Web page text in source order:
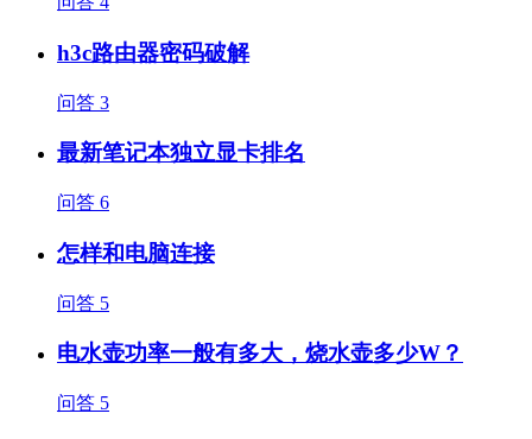
h3c路由器密码破解
问答 3
最新笔记本独立显卡排名
问答 6
怎样和电脑连接
问答 5
电水壶功率一般有多大，烧水壶多少W？
问答 5